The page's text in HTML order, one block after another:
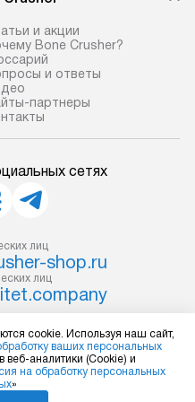
это
отдельных
место с
Производится
коммуникаций,
и
и регулярное
и акции
Bone Crusher?
и ответы
партнеры
сетях
лиц
shop.ru
лиц
cookie. Используя наш сайт,
ваших персональных
аналитики (Cookie) и
на обработку персональных
»